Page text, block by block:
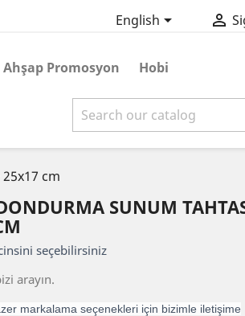
English 
Ahşap Promosyon Hobi
cm
SUNUM
seçebilirsiniz
arayın.
markalama seçenekleri için bizimle iletişime